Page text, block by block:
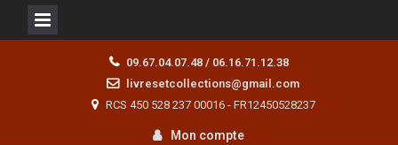
09.67.04.07.48 / 06.16.71.12.38
livresetcollections@gmail.com
RCS 450 528 237 00016 - FR12450528237
Mon compte